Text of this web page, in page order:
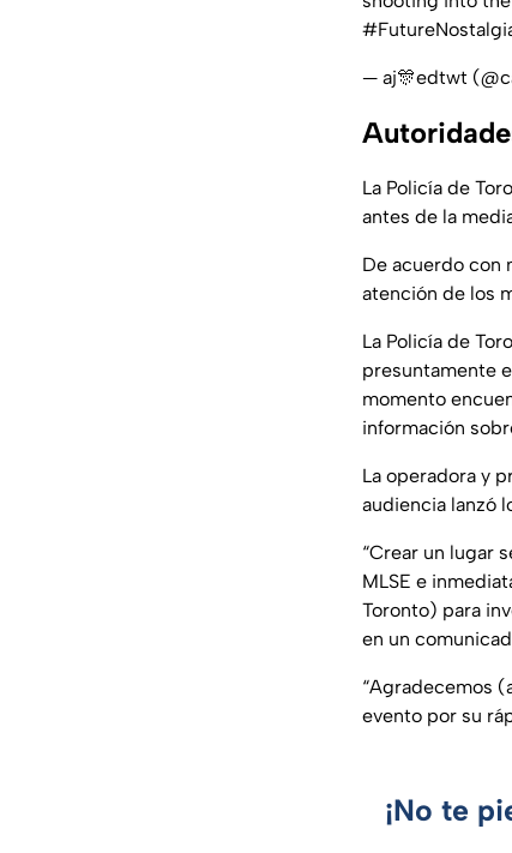
— aj🎊edtwt
La Policía de
antes de la
De acuerdo con
atención de los
La Policía de
presuntamente
momento
información
La operadora y
audiencia lanzó
“Crear un lugar
MLSE e
Toronto) para
en un
“Agradecemos
evento por su
¡No te